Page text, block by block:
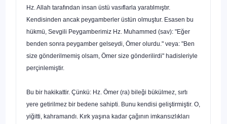
Hz. Allah tarafından insan üstü vasıflarla yaratılmıştır.
Kendisinden ancak peygamberler üstün olmuştur. Esasen bu
hükmü, Sevgili Peygamberimiz Hz. Muhammed (sav): "Eğer
benden sonra peygamber gelseydi, Ömer olurdu." veya: "Ben
size gönderilmemiş olsam, Ömer size gönderilirdi" hadisleriyle
perçinlemiştir.
Bu bir hakikattir. Çünkü: Hz. Ömer (ra) bileği bükülmez, sırtı
yere getirilmez bir bedene sahipti. Bunu kendisi geliştirmiş­tir. O,
yiğitti, kahramandı. Kırk yaşına kadar çağının imkansız­lıkları